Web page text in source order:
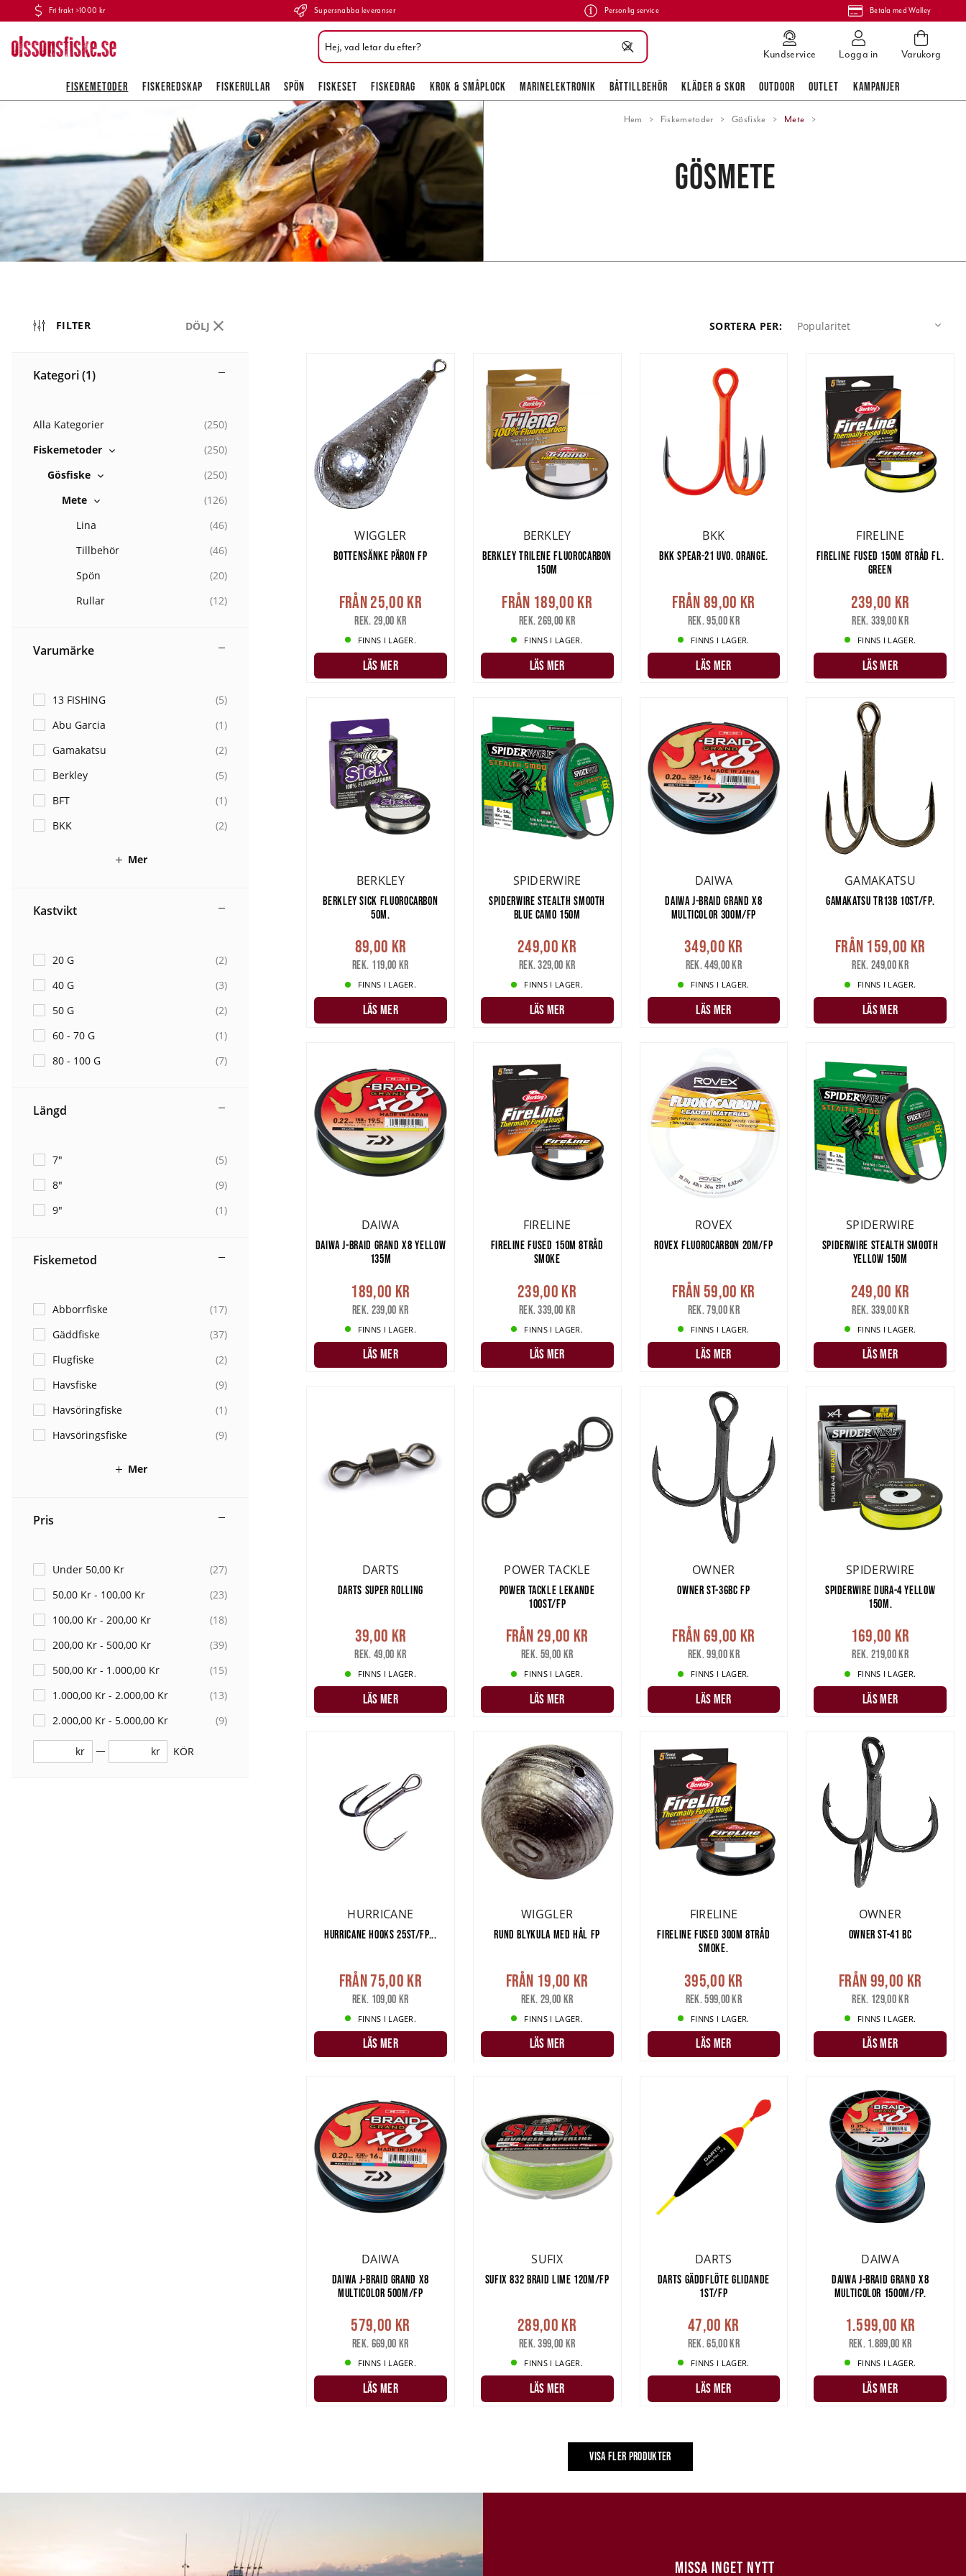
Fri frakt >1000 kr Supersnabba leveranser Personlig service Betala med Walley
Kundservice Logga in Varukorg
FISKEMETODER FISKEREDSKAP FISKERULLAR SPÖN FISKESET FISKEDRAG KROK & SMÅPLOCK MARINELEKTRONIK BÅTTILLBEHÖR KLÄDER & SKOR OUTDOOR OUTLET KAMPANJER
Hem Fiskemetoder Gösfiske Mete
GÖSMETE
FILTER DÖLJ
Kategori(1)
Alla Kategorier (250)
Fiskemetoder
(250)
Gösfiske
(250)
Mete
(126)
Lina
(46)
Tillbehör
(46)
Spön
(20)
Rullar
(12)
Varumärke
13 FISHING (5)
Abu Garcia
(1)
Gamakatsu
(2)
Berkley
(5)
BFT
(1)
BKK
(2)
Mer
Kastvikt
20 G (2)
40 G
(3)
50 G
(2)
60 - 70 G
(1)
80 - 100 G
(7)
Längd
7" (5)
8"
(9)
9"
(1)
Fiskemetod
Abborrfiske (17)
Gäddfiske
(37)
Flugfiske
(2)
Havsfiske
(9)
Havsöringfiske
(1)
Havsöringsfiske
(9)
Mer
Pris
Under 50,00 Kr (27)
50,00 Kr - 100,00 Kr
(23)
100,00 Kr - 200,00 Kr
(18)
200,00 Kr - 500,00 Kr
(39)
500,00 Kr - 1.000,00 Kr
(15)
1.000,00 Kr - 2.000,00 Kr
(13)
2.000,00 Kr - 5.000,00 Kr
(9)
kr kr KÖR
SORTERA PER: Popularitet
Popularitet
WIGGLER
BOTTENSÄNKE PÄRON FP
Från25,00 kr
Rek. 29,00 kr
FINNS I LAGER.
LÄS MER
BERKLEY
BERKLEY TRILENE FLUOROCARBON
150M
Från 189,00 kr
Rek. 269,00 kr
FINNS I LAGER.
LÄS MER
BKK
BKK SPEAR-21 UVO. ORANGE.
Från89,00 kr
Rek. 95,00 kr
FINNS I LAGER.
LÄS MER
FIRELINE
FIRELINE FUSED 150M 8TRÅD FL.
GREEN
239,00 kr
Rek. 339,00 kr
FINNS I LAGER.
LÄS MER
BERKLEY
BERKLEY SICK FLUOROCARBON
50M.
89,00 kr
Rek. 119,00 kr
FINNS I LAGER.
LÄS MER
SPIDERWIRE
SPIDERWIRE STEALTH SMOOTH
BLUE CAMO 150M
249,00 kr
Rek. 329,00 kr
FINNS I LAGER.
LÄS MER
DAIWA
DAIWA J-BRAID GRAND X8
MULTICOLOR 300M/FP
349,00 kr
Rek. 449,00 kr
FINNS I LAGER.
LÄS MER
GAMAKATSU
GAMAKATSU TR13B 10ST/FP.
Från 159,00 kr
Rek. 249,00 kr
FINNS I LAGER.
LÄS MER
DAIWA
DAIWA J-BRAID GRAND X8 YELLOW
135M
189,00 kr
Rek. 239,00 kr
FINNS I LAGER.
LÄS MER
FIRELINE
FIRELINE FUSED 150M 8TRÅD
SMOKE
239,00 kr
Rek. 339,00 kr
FINNS I LAGER.
LÄS MER
ROVEX
ROVEX FLUOROCARBON 20M/FP
Från 59,00 kr
Rek. 79,00 kr
FINNS I LAGER.
LÄS MER
SPIDERWIRE
SPIDERWIRE STEALTH SMOOTH
YELLOW 150M
249,00 kr
Rek. 339,00 kr
FINNS I LAGER.
LÄS MER
DARTS
DARTS SUPER ROLLING
39,00 kr
Rek. 49,00 kr
FINNS I LAGER.
LÄS MER
POWER TACKLE
POWER TACKLE LEKANDE
100ST/FP
Från 29,00 kr
Rek. 59,00 kr
FINNS I LAGER.
LÄS MER
OWNER
OWNER ST-36BC FP
Från69,00 kr
Rek. 99,00 kr
FINNS I LAGER.
LÄS MER
SPIDERWIRE
SPIDERWIRE DURA-4 YELLOW
150M.
169,00 kr
Rek. 219,00 kr
FINNS I LAGER.
LÄS MER
HURRICANE
HURRICANE HOOKS 25ST/FP...
Från75,00 kr
Rek. 109,00 kr
FINNS I LAGER.
LÄS MER
WIGGLER
RUND BLYKULA MED HÅL FP
Från 19,00 kr
Rek. 29,00 kr
FINNS I LAGER.
LÄS MER
FIRELINE
FIRELINE FUSED 300M 8TRÅD
SMOKE.
395,00 kr
Rek. 599,00 kr
FINNS I LAGER.
LÄS MER
OWNER
OWNER ST-41 BC
Från99,00 kr
Rek. 129,00 kr
FINNS I LAGER.
LÄS MER
DAIWA
DAIWA J-BRAID GRAND X8
MULTICOLOR 500M/FP
579,00 kr
Rek. 669,00 kr
FINNS I LAGER.
LÄS MER
SUFIX
SUFIX 832 BRAID LIME 120M/FP
289,00 kr
Rek. 399,00 kr
FINNS I LAGER.
LÄS MER
DARTS
DARTS GÄDDFLÖTE GLIDANDE
1ST/FP
47,00 kr
Rek. 65,00 kr
FINNS I LAGER.
LÄS MER
DAIWA
DAIWA J-BRAID GRAND X8
MULTICOLOR 1500M/FP.
1.599,00 kr
Rek. 1.889,00 kr
FINNS I LAGER.
LÄS MER
VISA FLER PRODUKTER
MISSA INGET NYTT